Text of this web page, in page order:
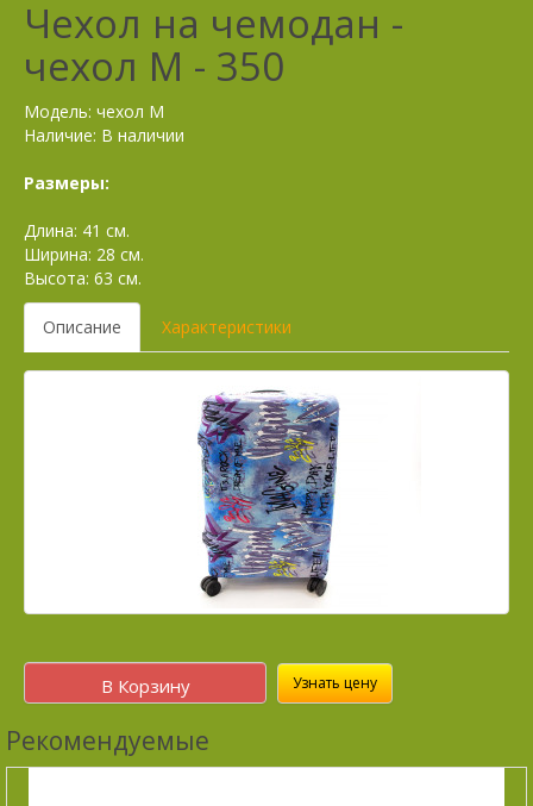
Рюкзаки из натуральной кожи
Рюкзаки текстильные
Рюкзаки школьные
Чехол на чемодан -
чехол M - 350
Модель: чехол M
Наличие: В наличии
Размеры:
Длина: 41 см.
Ширина: 28 см.
Высота: 63 см.
Описание Характеристики
В Корзину Узнать цену
Рекомендуемые